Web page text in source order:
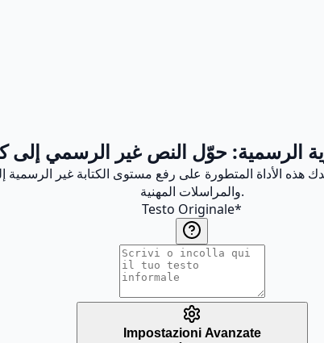
الرسمية: حوّل النص غير الرسمي إلى
الأداة المتطورة على رفع مستوى الكتابة غير الرسمية
والمراسلات المهنية.
Testo Originale*
Impostazioni Avanzate